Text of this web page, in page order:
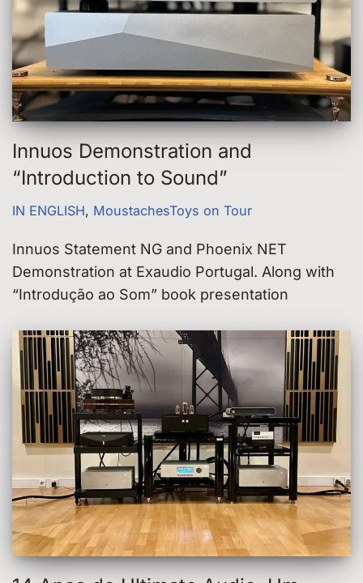
Innuos Demonstration and
“Introduction to Sound”
IN ENGLISH, MoustachesToys on Tour
Innuos Statement NG and Phoenix NET
Demonstration at Exaudio Portugal. Along with
“Introdução ao Som” book presentation